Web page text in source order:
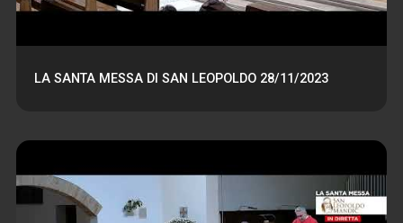
LA SANTA MESSA DI SAN LEOPOLDO 28/11/2023